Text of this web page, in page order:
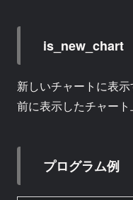
is_new_chart
新しいチャートに表
前に表示したチャート
プログラム例